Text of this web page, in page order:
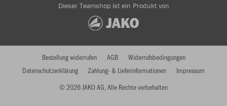
Dieser Teamshop ist ein Produkt von
© 2026 JAKO AG, Alle Rechte vorbehalten
Bestellung widerrufen AGB
Widerrufsbedingungen
Datenschutzerklärung
Zahlung- & Lieferinformationen Impressum